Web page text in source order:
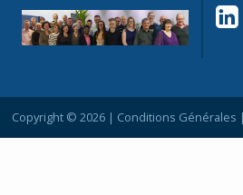
Copyright © 2026 | Conditions Générales |